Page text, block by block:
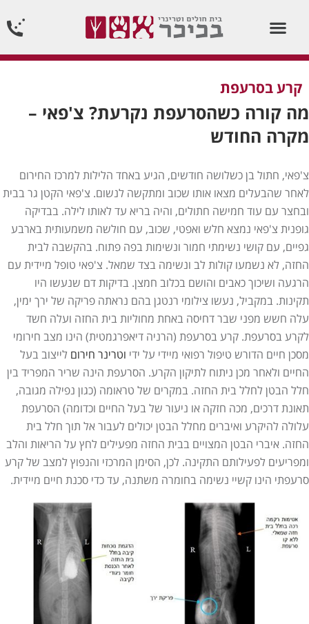
קרע בסרעפת
מה קורה כשהסרעפת נקרעת? צ'פאי –
מקרה החודש
צ'פאי, חתול בן כשלושה חודשים, הגיע באחד הלילות למרכז החירום
לאחר שהבעלים מצאו אותו שכוב ומתקשה לנשום. צ'פאי הקטן גר בבית
ובחצר עם עוד חמישה חתולים, והיה בריא עד לאותו לילה. בבדיקה
גופנית צ'פאי נמצא חלש ואפטי, שכוב, עם חולשה משמעותית בארבע
גפיים, עם קושי נשימתי חמור ונשימות בפה פתוח. בהקשבה לבית
החזה, לא נשמעו קולות לב ונשימה בצד שמאל. צ'פאי טופל מיידית עם
הרגעה ושיכוך כאבים והושם בכלוב חמצן. בדיקות דם שנעשו היו
תקינות. במקביל, נעשו צילומי רנטגן בהם נראתה פריקה של ירך ימין,
עלה חשש מפני שבר דחיסה באחת מחוליות בית החזה ועלה חשד
לקרע בסרעפת. קרע בסרעפת (הרניה דיאפרגמטית) הינו מצב חירומי
מסכן חיים הדורש טיפול רפואי מיידי על ידי וטרינר חירום לייצוב בעל
החיים ולאחר מכן ניתוח לתיקון הקרע. הסרעפת הינה שריר המפריד בין
חלל הבטן לחלל בית החזה. במקרים של טראומה (כגון נפילה מגובה,
תאונת דרכים, מכה חזקה או ניעור של בעל החיים וכדומה) הסרעפת
עלולה להיקרע ואיברים מחלל הבטן יכולים לעבור אל תוך חלל בית
החזה. איברי הבטן המצויים בבית החזה מפעילים לחץ על הריאות והלב
ומפריעים לפעילותם התקינה. לכן, הסימן המרכזי והנפוץ למצב של קרע
סרעפתי הינו קשיי נשימה בחומרה משתנה, עד כדי סכנת חיים מיידית.